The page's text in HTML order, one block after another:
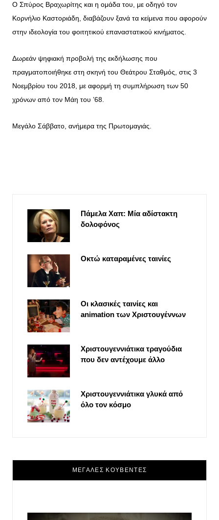
Ο Σπύρος Βραχωρίτης και η ομάδα του, με οδηγό τον
Κορνήλιο Καστοριάδη, διαβάζουν ξανά τα κείμενα που αφορούν
στην ιδεολογία του φοιτητικού επαναστατικού κινήματος.
Δωρεάν ψηφιακή προβολή της εκδήλωσης που
πραγματοποιήθηκε στη σκηνή του Θεάτρου Σταθμός, στις 3
Νοεμβρίου του 2018, με αφορμή τη συμπλήρωση των 50
χρόνων από τον Μάη του ’68.
Μεγάλο Σάββατο, ανήμερα της Πρωτομαγιάς.
Πάμελα Χαπ: Μία αδίστακτη
δολοφόνος
Οκτώ καταραμένες ταινίες
Οι κλασικές ταινίες και
animation των Χριστουγέννων
Χριστουγεννιάτικα τραγούδια
που δεν αντέχουμε άλλο
Χριστουγεννιάτικα γλυκά από
όλο τον κόσμο
ΜΕΓΑΛΕΣ ΚΟΥΒΕΝΤΕΣ